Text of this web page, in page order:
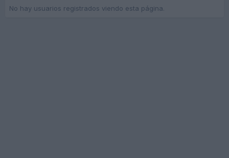
No hay usuarios registrados viendo esta página.